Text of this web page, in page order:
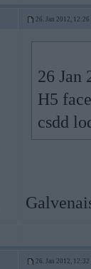
26. Jan 2012, 12:26
26 Jan
H5
csdd
26. Jan 2012, 12:32